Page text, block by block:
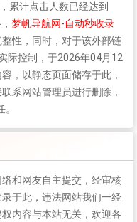
累计点击人数已经达到
梦帆导航网-自动秒收录
性，同时，对于该外部链
际控制，于2026年04月12
，以静态页面储存于此，
系网站管理员进行删除，
和网友自主提交，经审核
于此，违法网站我们一经
内容与本站无关，欢迎各